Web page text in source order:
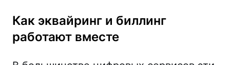
Как эквайринг и биллинг
работают вместе